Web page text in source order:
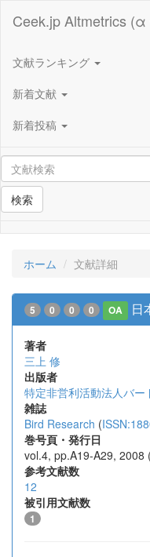
Ceek.jp Altmetrics (α
文献ランキング
新着文献
新着投稿
検索
ホーム 文献詳細
5 0 0 0 OA 日
著者
三上 修
出版者
特定非営利活動法人バー
雑誌
Bird Research (
巻号頁・発行日
vol.4, pp.A19-A29, 2008
参考文献数
12
被引用文献数
1